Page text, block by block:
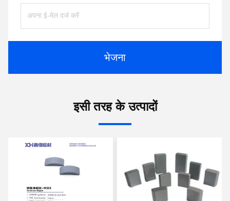
भेजना
इसी तरह के उत्पादों